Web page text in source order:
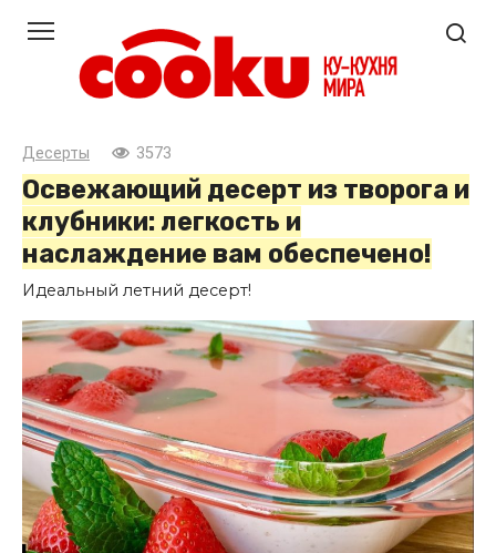
контенту
Десерты 3573
Освежающий десерт из творога и
клубники: легкость и
наслаждение вам обеспечено!
Идеальный летний десерт!